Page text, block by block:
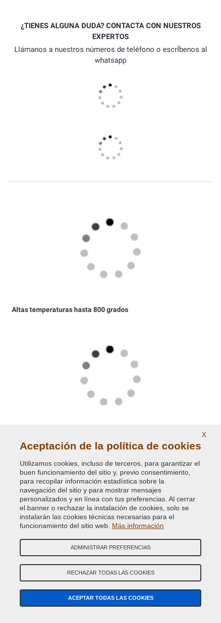
¿TIENES ALGUNA DUDA? CONTACTA CON NUESTROS
EXPERTOS
Llámanos a nuestros números de teléfono o escrÍbenos al
whatsapp
Altas temperaturas hasta 800 grados
Pinturas y pigmentos fosforescentes
X
Aceptación de la política de cookies
Utilizamos cookies, incluso de terceros, para garantizar el
buen funcionamiento del sitio y, previo consentimiento,
para recopilar información estadística sobre la
navegación del sitio y para mostrar mensajes
personalizados y en línea con tus preferencias. Al cerrar
el banner o rechazar la instalación de cookies, solo se
instalarán las cookies técnicas necesarias para el
funcionamiento del sitio web. Más información
ADMINISTRAR PREFERENCIAS
RECHAZAR TODAS LAS COOKIES
ACEPTAR TODAS LAS COOKIES